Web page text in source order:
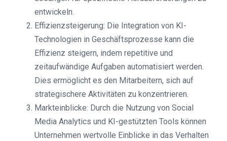
entwickeln.
Effizienzsteigerung: Die Integration von KI-
Technologien in Geschäftsprozesse kann die
Effizienz steigern, indem repetitive und
zeitaufwändige Aufgaben automatisiert werden.
Dies ermöglicht es den Mitarbeitern, sich auf
strategischere Aktivitäten zu konzentrieren.
Markteinblicke: Durch die Nutzung von Social
Media Analytics und KI-gestützten Tools können
Unternehmen wertvolle Einblicke in das Verhalten